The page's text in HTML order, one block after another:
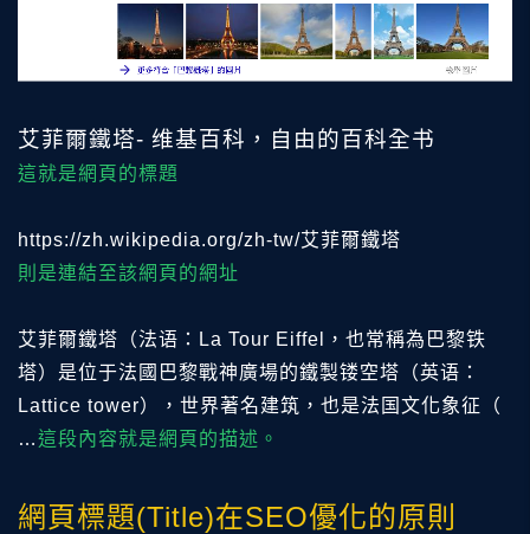
艾菲爾鐵塔- 维基百科，自由的百科全书
這就是網頁的標題
https://zh.wikipedia.org/zh-tw/艾菲爾鐵塔
則是連結至該網頁的網址
艾菲爾鐵塔（法语：La Tour Eiffel，也常稱為巴黎铁
塔）是位于法國巴黎戰神廣場的鐵製镂空塔（英语：
Lattice tower），世界著名建筑，也是法国文化象征（
…這段內容就是網頁的描述。
網頁標題(Title)在SEO優化的原則